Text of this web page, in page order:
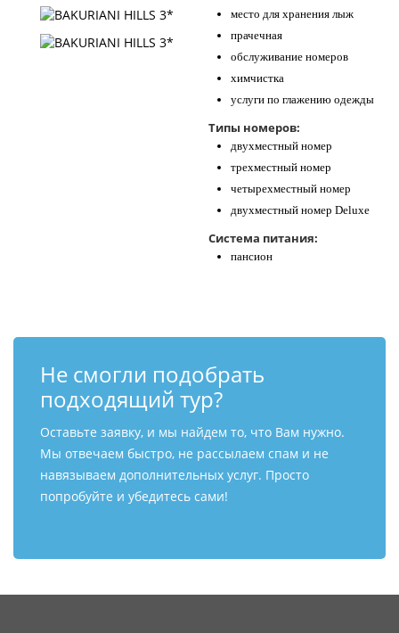
место для хранения лыж
прачечная
обслуживание номеров
химчистка
услуги по глажению одежды
Типы номеров:
двухместный номер
трехместный номер
четырехместный номер
двухместный номер Deluxe
Система питания:
пансион
Не смогли подобрать
подходящий тур?
Оставьте заявку, и мы найдем то, что Вам нужно.
Мы отвечаем быстро, не рассылаем спам и не
навязываем дополнительных услуг. Просто
попробуйте и убедитесь сами!